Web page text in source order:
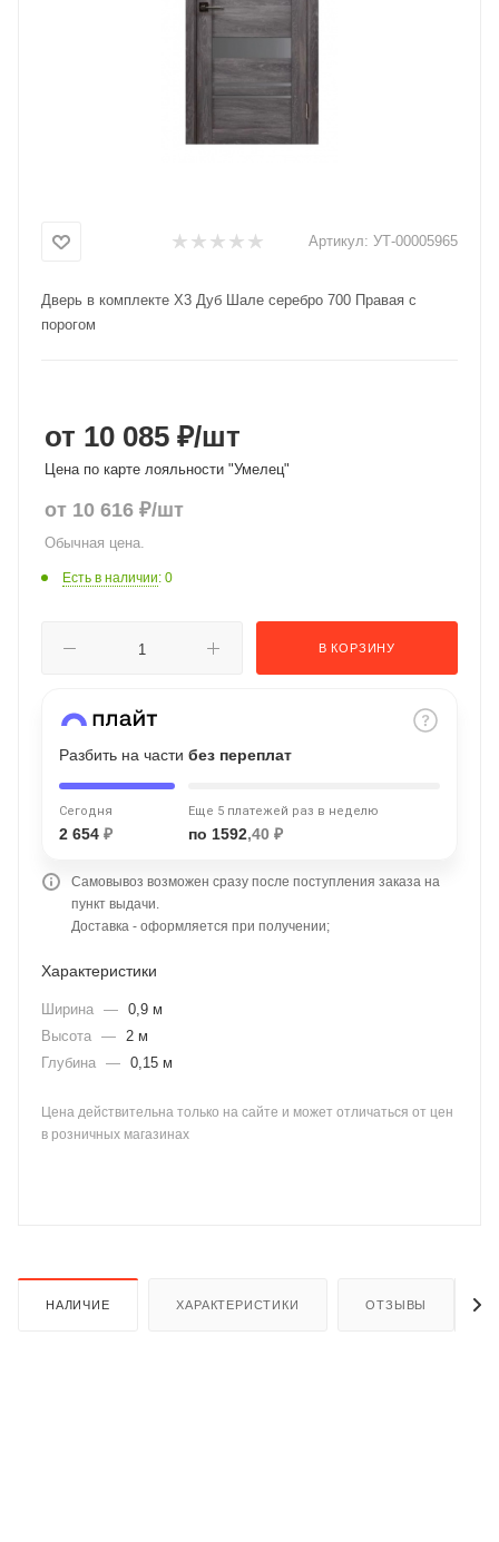
Артикул: УТ-00005965
Дверь в комплекте X3 Дуб Шале серебро 700 Правая с
порогом
от 10 085 ₽/шт
Цена по карте лояльности "Умелец"
от 10 616 ₽/шт
Обычная цена.
Есть в наличии: 0
В КОРЗИНУ
Разбить на части без переплат
Сегодня
2 654 ₽
Еще 5 платежей раз в неделю
по 1592,40 ₽
Самовывоз возможен сразу после поступления заказа на
пункт выдачи.
Доставка - оформляется при получении;
Характеристики
Ширина — 0,9 м
Высота — 2 м
Глубина — 0,15 м
Цена действительна только на сайте и может отличаться от цен
в розничных магазинах
НАЛИЧИЕ ХАРАКТЕРИСТИКИ ОТЗЫВЫ
Добавляйте товары
Оплачивайте сегодня только
Получайте товар
Оставшиеся
об оплате Плайтом
недели